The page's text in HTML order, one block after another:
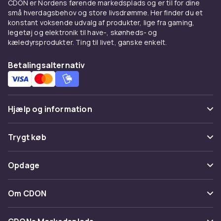
Hastighedsradarer
Hos CDON finder du Hastighedsradarer fra
ledende producenter til konkurrencedygtige
priser. Vores brede sortiment dækker alle
prisklasser, fra indstegningsmodeller til
avancerede professionelle løsninger. Alle
produkter er certificerede og lever op til
europæiske kvalitets- og
Når du køber Hastighedsradarer hos CDON, får
og nem sammenligning af modeller. Vi tilbyder
hurtig levering og enkel returnering – og vores
kundeservice er altid klar til at hjælpe dig med
det rigtige valg.
CDON er Nordens førende markedsplads og er til for dine
små hverdagsbehov og store livsdrømme. Her finder du et
konstant voksende udvalg af produkter, lige fra gaming,
legetøj og elektronik til have-, skønheds- og
kæledyrsprodukter. Ting til livet, ganske enkelt.
Betalingsalternativ
Hjælp og information
Ofte stillede spørgsmål
Spor pakke
Fortryd & returner her
Kontakt os
Trygt køb
Betaling
Levering
Opdage
Kategorier
Maerke
Om CDON
Om os